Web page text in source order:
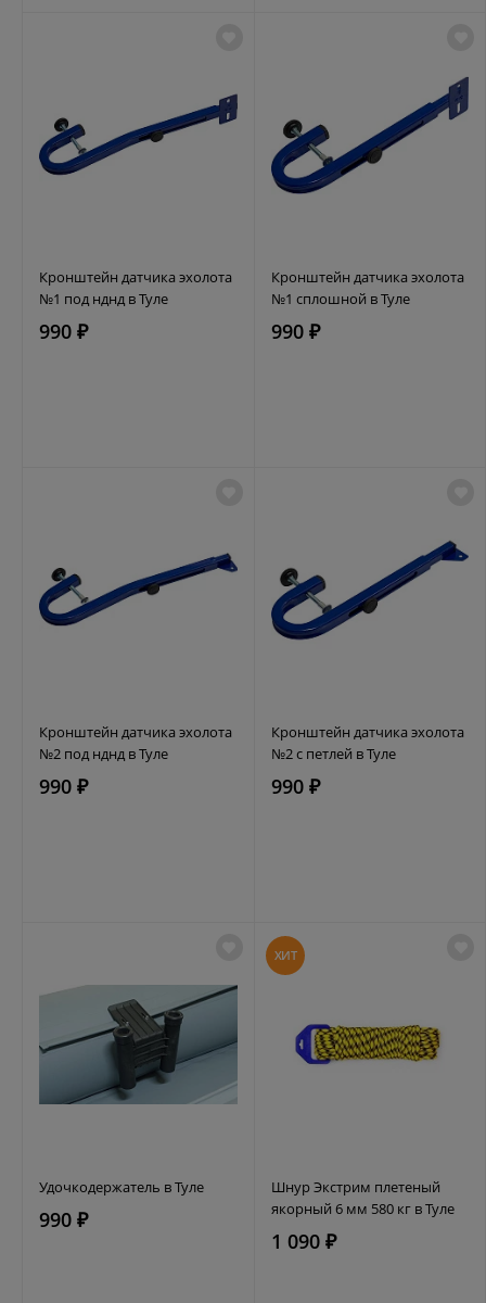
Кронштейн датчика эхолота
№1 под нднд в Туле
990 ₽
Кронштейн датчика эхолота
№1 сплошной в Туле
990 ₽
Кронштейн датчика эхолота
№2 под нднд в Туле
990 ₽
Кронштейн датчика эхолота
№2 с петлей в Туле
990 ₽
Удочкодержатель в Туле
990 ₽
ХИТ
Шнур Экстрим плетеный
якорный 6 мм 580 кг в Туле
1 090 ₽